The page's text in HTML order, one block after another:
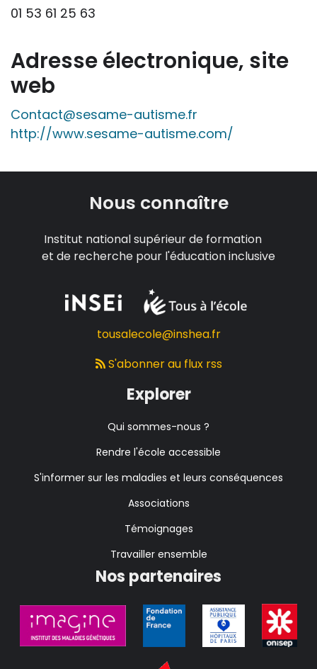
01 53 61 25 63
Adresse électronique, site
web
Contact@sesame-autisme.fr
http://www.sesame-autisme.com/
Nous connaître
Institut national supérieur de formation
et de recherche pour l'éducation inclusive
tousalecole@inshea.fr
S'abonner au flux rss
Explorer
Qui sommes-nous ?
Rendre l'école accessible
S'informer sur les maladies et leurs conséquences
Associations
Témoignages
Travailler ensemble
Nos partenaires